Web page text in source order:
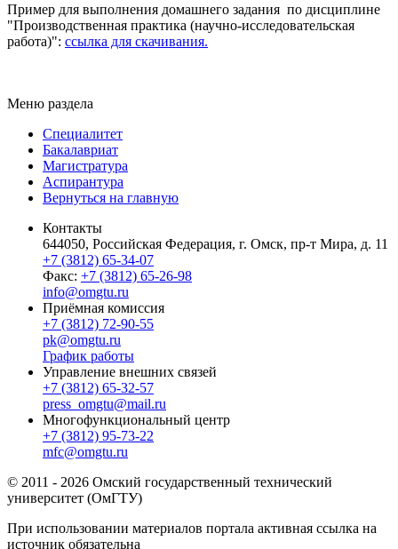
Пример для выполнения домашнего задания по дисциплине
"Производственная практика (научно-исследовательская
работа)": ссылка для скачивания.
Меню раздела
Специалитет
Бакалавриат
Магистратура
Аспирантура
Вернуться на главную
Контакты
644050, Российская Федерация, г. Омск, пр-т Мира, д. 11
+7 (3812) 65-34-07
Факс: +7 (3812) 65-26-98
info@omgtu.ru
Приёмная комиссия
+7 (3812) 72-90-55
pk@omgtu.ru
График работы
Управление внешних связей
+7 (3812) 65-32-57
press_omgtu@mail.ru
Многофункциональный центр
+7 (3812) 95-73-22
mfc@omgtu.ru
© 2011 - 2026 Омский государственный технический
университет (ОмГТУ)
При использовании материалов портала активная ссылка на
источник обязательна